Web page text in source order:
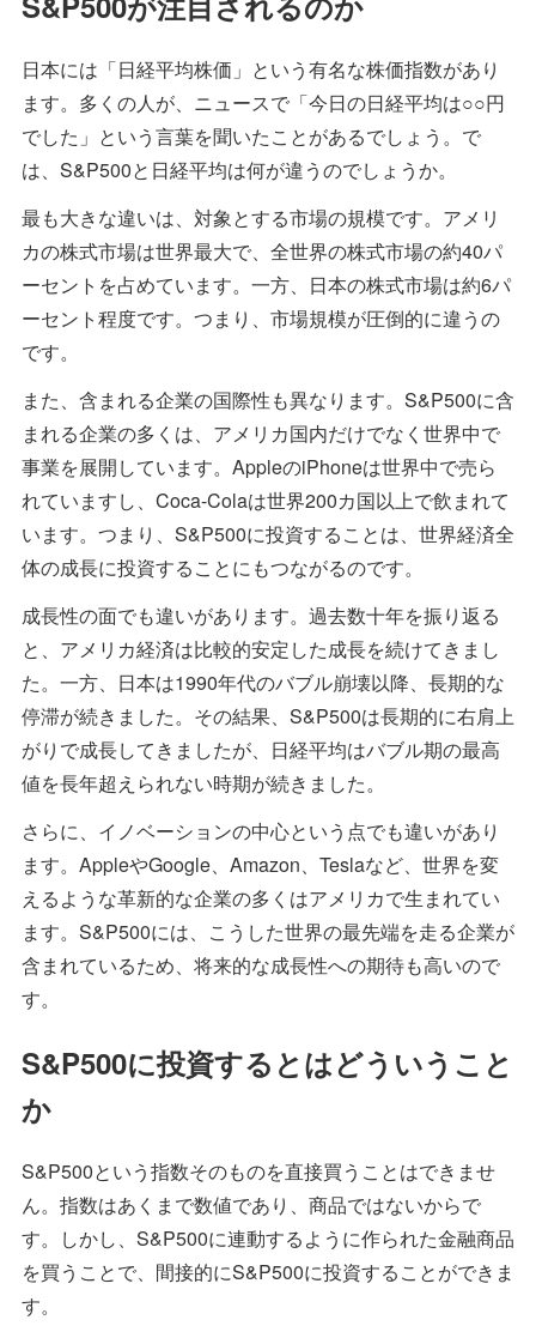
日本には「日経平均株価」という有名な株価指数があり
ます。多くの人が、ニュースで「今日の日経平均は○○円
でした」という言葉を聞いたことがあるでしょう。で
は、S&P500と日経平均は何が違うのでしょうか。
最も大きな違いは、対象とする市場の規模です。アメリ
カの株式市場は世界最大で、全世界の株式市場の約40パ
ーセントを占めています。一方、日本の株式市場は約6パ
ーセント程度です。つまり、市場規模が圧倒的に違うの
です。
また、含まれる企業の国際性も異なります。S&P500に含
まれる企業の多くは、アメリカ国内だけでなく世界中で
事業を展開しています。AppleのiPhoneは世界中で売ら
れていますし、Coca-Colaは世界200カ国以上で飲まれて
います。つまり、S&P500に投資することは、世界経済全
体の成長に投資することにもつながるのです。
成長性の面でも違いがあります。過去数十年を振り返る
と、アメリカ経済は比較的安定した成長を続けてきまし
た。一方、日本は1990年代のバブル崩壊以降、長期的な
停滞が続きました。その結果、S&P500は長期的に右肩上
がりで成長してきましたが、日経平均はバブル期の最高
値を長年超えられない時期が続きました。
さらに、イノベーションの中心という点でも違いがあり
ます。AppleやGoogle、Amazon、Teslaなど、世界を変
えるような革新的な企業の多くはアメリカで生まれてい
ます。S&P500には、こうした世界の最先端を走る企業が
含まれているため、将来的な成長性への期待も高いので
す。
S&P500に投資するとはどういうこと
か
S&P500という指数そのものを直接買うことはできませ
ん。指数はあくまで数値であり、商品ではないからで
す。しかし、S&P500に連動するように作られた金融商品
を買うことで、間接的にS&P500に投資することができま
す。